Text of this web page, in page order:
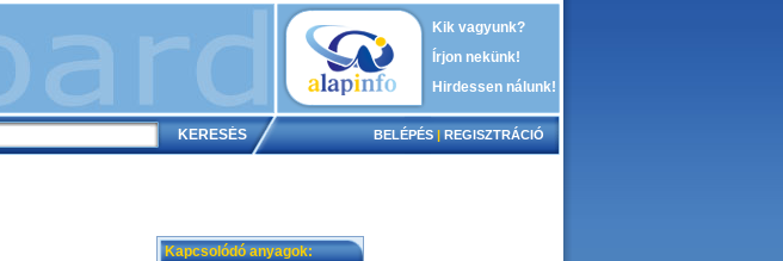
Kik vagyunk?
Írjon nekünk!
Hirdessen nálunk!
BELÉPÉS | REGISZTRÁCIÓ
Kapcsolódó anyagok: